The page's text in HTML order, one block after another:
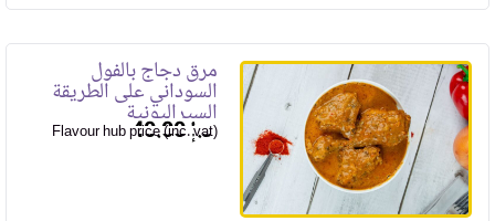
مرق دجاج بالفول
السوداني على الطريقة
السيراليونية
40.00
Flavour hub price (inc. vat)